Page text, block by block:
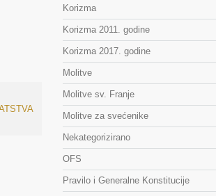
Korizma
Korizma 2011. godine
Korizma 2017. godine
Molitve
Molitve sv. Franje
Molitve za svećenike
Nekategorizirano
OFS
Pravilo i Generalne Konstitucije